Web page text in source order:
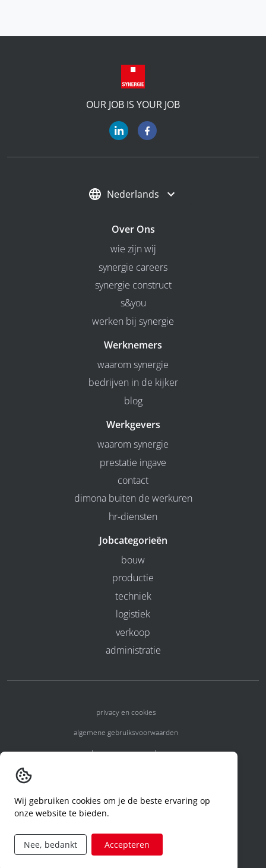
OUR JOB IS YOUR JOB
Nederlands
Over Ons
wie zijn wij
synergie careers
synergie construct
s&you
werken bij synergie
Werknemers
waarom synergie
bedrijven in de kijker
blog
Werkgevers
waarom synergie
prestatie ingave
contact
dimona buiten de werkuren
hr-diensten
Jobcategorieën
bouw
productie
techniek
logistiek
verkoop
administratie
privacy en cookies
algemene gebruiksvoorwaarden
algemene voorwaarden
code of conduct
aanvraag rechten ivm privacy
Wij gebruiken cookies om je de beste ervaring op
onze website te bieden.
Nee, bedankt Accepteren